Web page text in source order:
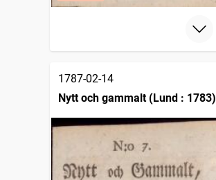
1787-02-14
Nytt och gammalt (Lund : 1783)